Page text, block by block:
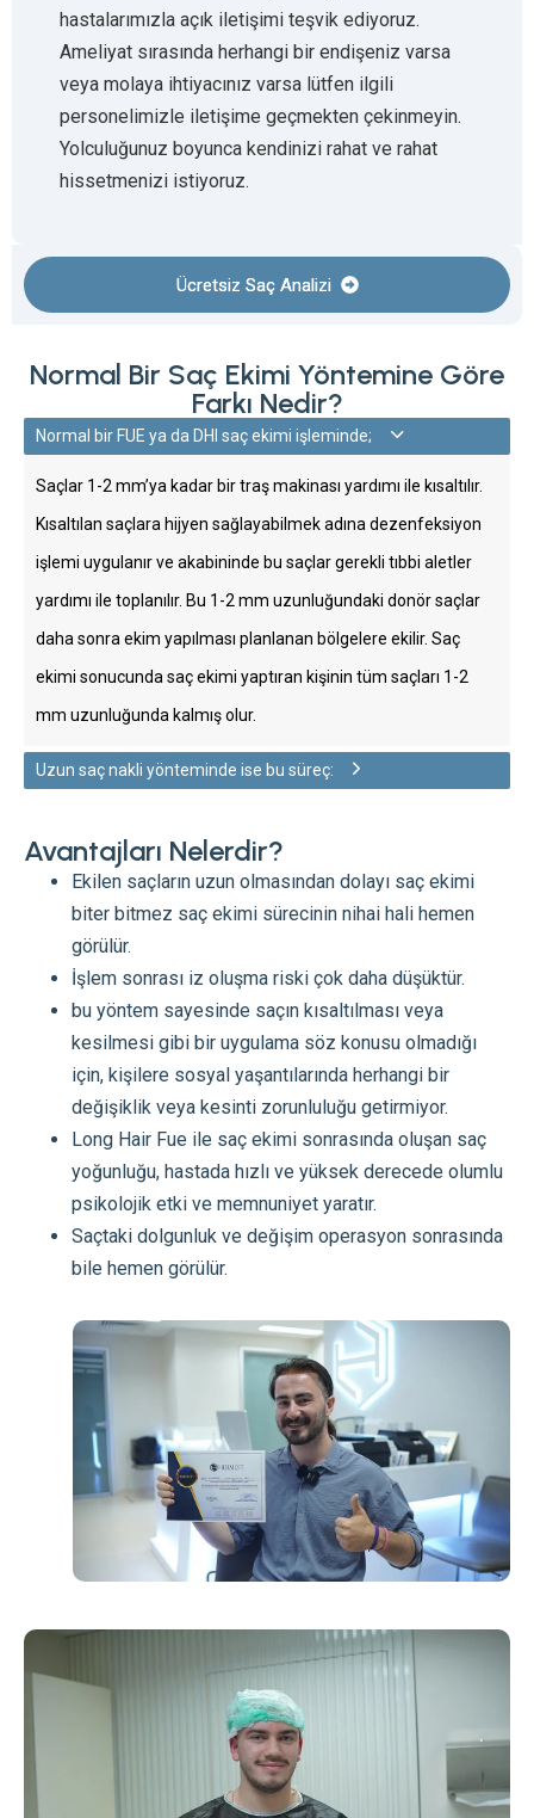
hastalarımızla açık iletişimi teşvik ediyoruz.
Ameliyat sırasında herhangi bir endişeniz varsa
veya molaya ihtiyacınız varsa lütfen ilgili
personelimizle iletişime geçmekten çekinmeyin.
Yolculuğunuz boyunca kendinizi rahat ve rahat
hissetmenizi istiyoruz.
Ücretsiz Saç Analizi
Normal Bir Saç Ekimi Yöntemine Göre
Farkı Nedir?
Normal bir FUE ya da DHI saç ekimi işleminde;
Saçlar 1-2 mm’ya kadar bir traş makinası yardımı ile kısaltılır.
Kısaltılan saçlara hijyen sağlayabilmek adına dezenfeksiyon
işlemi uygulanır ve akabininde bu saçlar gerekli tıbbi aletler
yardımı ile toplanılır. Bu 1-2 mm uzunluğundaki donör saçlar
daha sonra ekim yapılması planlanan bölgelere ekilir. Saç
ekimi sonucunda saç ekimi yaptıran kişinin tüm saçları 1-2
mm uzunluğunda kalmış olur.
Uzun saç nakli yönteminde ise bu süreç:
Avantajları Nelerdir?
Ekilen saçların uzun olmasından dolayı saç ekimi
biter bitmez saç ekimi sürecinin nihai hali hemen
görülür.
İşlem sonrası iz oluşma riski çok daha düşüktür.
bu yöntem sayesinde saçın kısaltılması veya
kesilmesi gibi bir uygulama söz konusu olmadığı
için, kişilere sosyal yaşantılarında herhangi bir
değişiklik veya kesinti zorunluluğu getirmiyor.
Long Hair Fue ile saç ekimi sonrasında oluşan saç
yoğunluğu, hastada hızlı ve yüksek derecede olumlu
psikolojik etki ve memnuniyet yaratır.
Saçtaki dolgunluk ve değişim operasyon sonrasında
bile hemen görülür.